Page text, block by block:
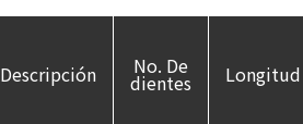
Descripción No. De
dientes